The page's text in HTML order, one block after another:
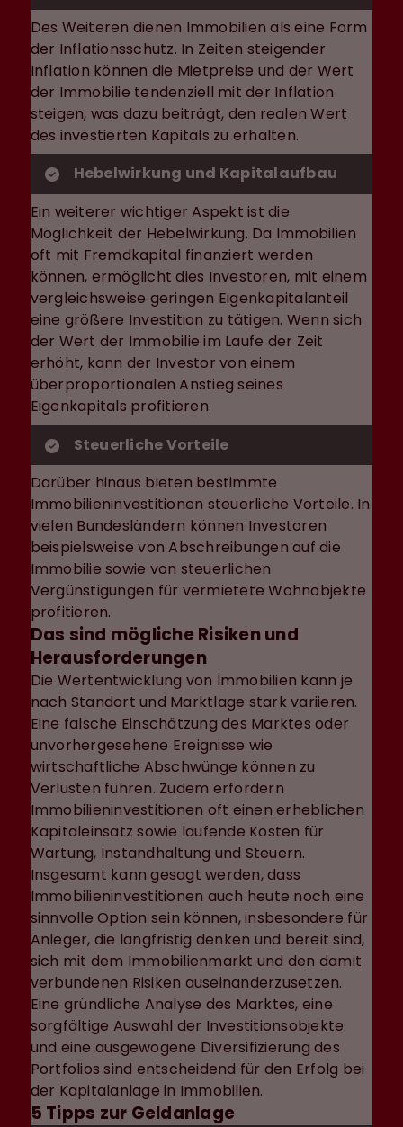
Des Weiteren dienen Immobilien als eine Form
der Inflationsschutz. In Zeiten steigender
Inflation können die Mietpreise und der Wert
der Immobilie tendenziell mit der Inflation
steigen, was dazu beiträgt, den realen Wert
des investierten Kapitals zu erhalten.
Hebelwirkung und Kapitalaufbau
Ein weiterer wichtiger Aspekt ist die
Möglichkeit der Hebelwirkung. Da Immobilien
oft mit Fremdkapital finanziert werden
können, ermöglicht dies Investoren, mit einem
vergleichsweise geringen Eigenkapitalanteil
eine größere Investition zu tätigen. Wenn sich
der Wert der Immobilie im Laufe der Zeit
erhöht, kann der Investor von einem
überproportionalen Anstieg seines
Eigenkapitals profitieren.
Steuerliche Vorteile
Darüber hinaus bieten bestimmte
Immobilieninvestitionen steuerliche Vorteile. In
vielen Bundesländern können Investoren
beispielsweise von Abschreibungen auf die
Immobilie sowie von steuerlichen
Vergünstigungen für vermietete Wohnobjekte
profitieren.
Das sind mögliche Risiken und
Herausforderungen
Die Wertentwicklung von Immobilien kann je
nach Standort und Marktlage stark variieren.
Eine falsche Einschätzung des Marktes oder
unvorhergesehene Ereignisse wie
wirtschaftliche Abschwünge können zu
Verlusten führen. Zudem erfordern
Immobilieninvestitionen oft einen erheblichen
Kapitaleinsatz sowie laufende Kosten für
Wartung, Instandhaltung und Steuern.
Insgesamt kann gesagt werden, dass
Immobilieninvestitionen auch heute noch eine
sinnvolle Option sein können, insbesondere für
Anleger, die langfristig denken und bereit sind,
sich mit dem Immobilienmarkt und den damit
verbundenen Risiken auseinanderzusetzen.
Eine gründliche Analyse des Marktes, eine
sorgfältige Auswahl der Investitionsobjekte
und eine ausgewogene Diversifizierung des
Portfolios sind entscheidend für den Erfolg bei
der Kapitalanlage in Immobilien.
5 Tipps zur Geldanlage